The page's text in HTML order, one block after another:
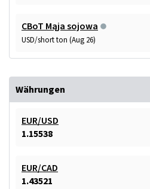
CBoT Mąja sojowa
USD/short ton (Aug 26)
Währungen
EUR/USD
1.15538
EUR/CAD
1.43521